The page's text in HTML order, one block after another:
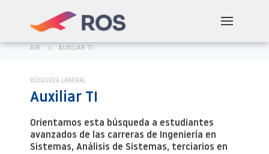
AIR AUXILIAR TI
BÚSQUEDA LABORAL
Auxiliar TI
Orientamos esta búsqueda a estudiantes
avanzados de las carreras de Ingeniería en
Sistemas, Análisis de Sistemas, terciarios en